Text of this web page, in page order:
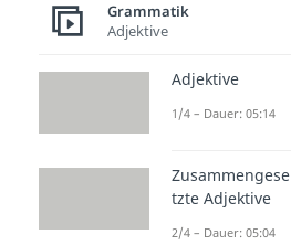
Grammatik
Adjektive
Adjektive
1/4 – Dauer: 05:14
Zusammengese
tzte Adjektive
2/4 – Dauer: 05:04